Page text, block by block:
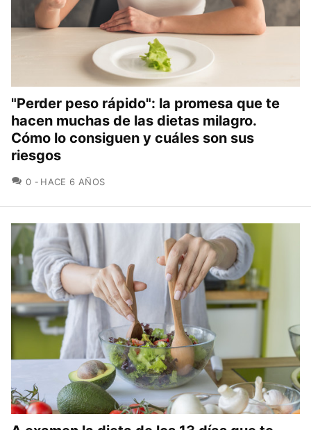
"Perder peso rápido": la promesa que te
hacen muchas de las dietas milagro.
Cómo lo consiguen y cuáles son sus
riesgos
0 COMENTARIOS
HACE 6 AÑOS